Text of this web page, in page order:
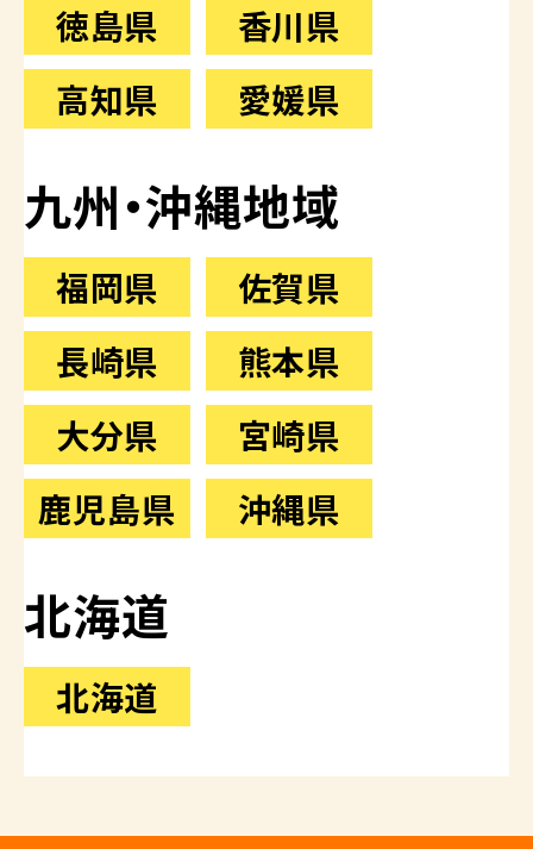
徳島県
香川県
高知県
愛媛県
九州・沖縄地域
福岡県
佐賀県
長崎県
熊本県
大分県
宮崎県
鹿児島県
沖縄県
北海道
北海道